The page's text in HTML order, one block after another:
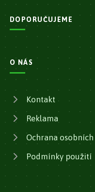
DOPORUČUJEME
O NÁS
Kontakt
Reklama
Ochrana
Podmínky použití